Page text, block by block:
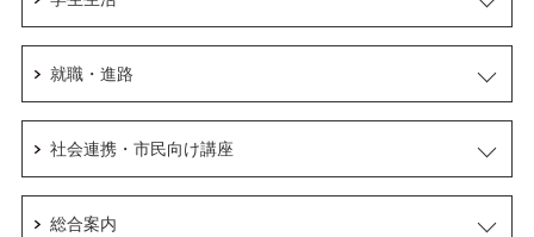
就職・進路
社会連携・市民向け講座
総合案内